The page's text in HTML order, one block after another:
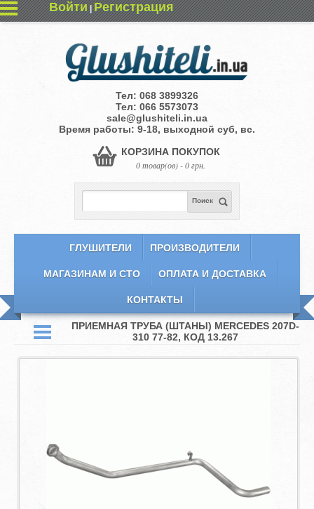
Войти|Регистрация
Тел: 068 3899326
Тел: 066 5573073
sale@glushiteli.in.ua
Время работы: 9-18, выходной суб, вс.
КОРЗИНА ПОКУПОК
0 товар(ов) - 0 грн.
Поиск
ГЛУШИТЕЛИ ПРОИЗВОДИТЕЛИ
МАГАЗИНАМ И СТО ОПЛАТА И ДОСТАВКА
КОНТАКТЫ
ПРИЕМНАЯ ТРУБА (ШТАНЫ) MERCEDES 207D-
310 77-82, КОД 13.267